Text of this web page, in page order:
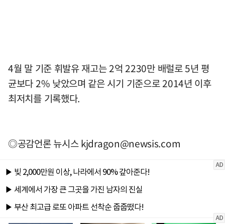
4월 말 기준 휘발유 재고는 2억 2230만 배럴로 5년 평
균보다 2% 낮았으며 같은 시기 기준으로 2014년 이후
최저치를 기록했다.
◎공감언론 뉴시스kjdragon@newsis.com